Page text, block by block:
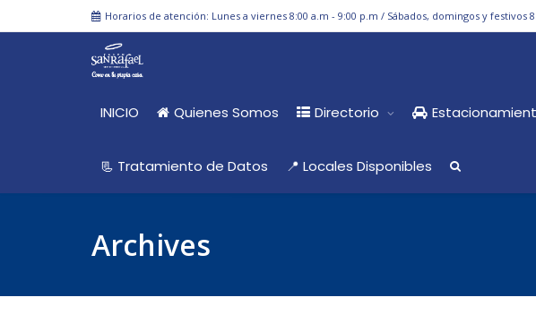
Horarios de atención: Lunes a viernes 8:00 a.m - 9:00 p.m / Sábados, domingos y festivos
INICIO Quienes Somos Directorio
📃 Tratamiento de Datos 📍 Locales Disponibles
Archives